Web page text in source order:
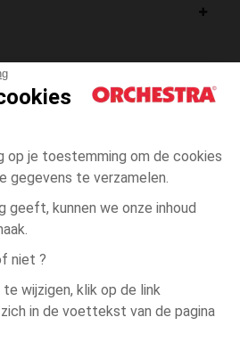
op je toestemming om de cookies
gegevens te verzamelen.
geeft, kunnen we onze inhoud
niet ?
wijzigen, klik op de link
in de voettekst van de pagina
één
verkoopsvoorwaarden
bepalingen